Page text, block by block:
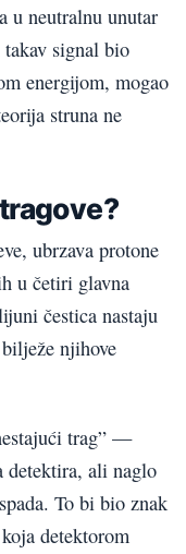
u neutralnu unutar
signal bio
energijom, mogao
struna ne
ubrzava protone
u četiri glavna
čestica nastaju
njihove
trag” —
detektira, ali naglo
To bi bio znak
detektorom